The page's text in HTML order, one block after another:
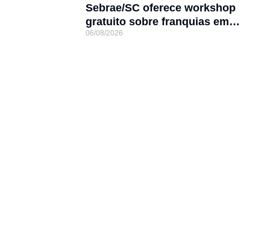
Sebrae/SC oferece workshop
gratuito sobre franquias em
Joinville
06/08/2026